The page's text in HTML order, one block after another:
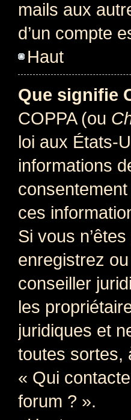
mails aux
d’un compte
Haut
Que signifie
COPPA (ou
loi aux États-
informations
ces
Si vous
enregistrez
conseiller
les
juridiques et
toutes sortes,
« Qui
forum ? ».